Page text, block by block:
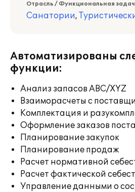
Отрасль / Функциональная
Санатории,
Автоматизированы
функции:
Анализ запасов ABC/XYZ
Взаиморасчеты с
Комплектация и
Оформление заказов
Планирование закупок
Планирование продаж
Расчет нормативной
Расчет фактической
Управление данными о